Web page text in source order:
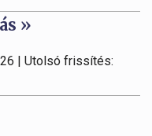
»
| Utolsó frissítés: